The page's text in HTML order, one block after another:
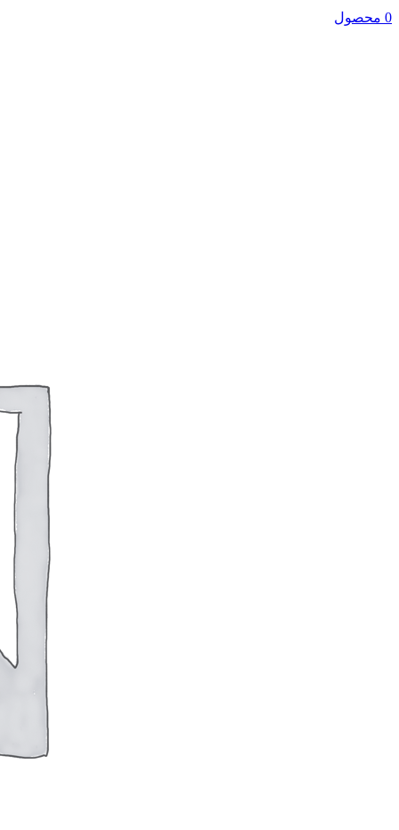
0 محصول